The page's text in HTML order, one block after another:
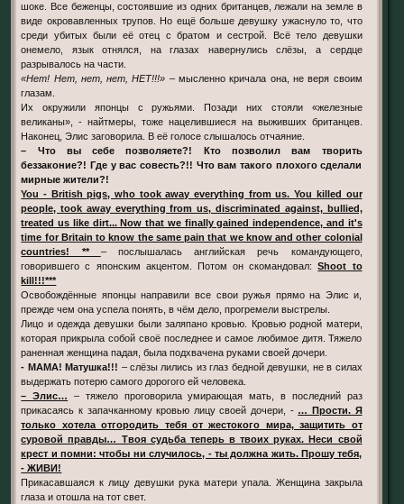
шоке. Все беженцы, состоявшие из одних британцев, лежали на земле в
виде окровавленных трупов. Но ещё больше девушку ужаснуло то, что
среди убитых были её отец с братом и сестрой. Всё тело девушки
онемело, язык отнялся, на глазах навернулись слёзы, а сердце
разрывалось на части.
«Нет! Нет, нет, нет, НЕТ!!!» – мысленно кричала она, не веря своим
глазам.
Их окружили японцы с ружьями. Позади них стояли «железные
великаны», - найтмеры, тоже нацелившиеся на выживших британцев.
Наконец, Элис заговорила. В её голосе слышалось отчаяние.
– Что вы себе позволяете?! Кто позволил вам творить
беззаконие?! Где у вас совесть?!! Что вам такого плохого сделали
мирные жители?!
You - British pigs, who took away everything from us. You killed our
people, took away everything from us, discriminated against, bullied,
treated us like dirt... Now that we finally gained independence, and it's
time for Britain to know the same pain that we know and other colonial
countries! ** – послышалась английская речь командующего,
говорившего с японским акцентом. Потом он скомандовал:Shoot to
kill!!!***
Освобождённые японцы направили все свои ружья прямо на Элис и,
прежде чем она успела понять, в чём дело, прогремели выстрелы.
Лицо и одежда девушки были заляпано кровью. Кровью родной матери,
которая прикрыла собой своё последнее и самое любимое дитя. Тяжело
раненная женщина падая, была подхвачена руками своей дочери.
- МАМА! Матушка!!! – слёзы лились из глаз бедной девушки, не в силах
выдержать потерю самого дорогого ей человека.
– Элис… – тяжело проговорила умирающая мать, в последний раз
прикасаясь к запачканному кровью лицу своей дочери, - … Прости. Я
только хотела отгородить тебя от жестокого мира, защитить от
суровой правды… Твоя судьба теперь в твоих руках. Неси свой
крест и помни: чтобы ни случилось, - ты должна жить. Прошу тебя,
- ЖИВИ!
Прикасавшаяся к лицу девушки рука матери упала. Женщина закрыла
глаза и отошла на тот свет.